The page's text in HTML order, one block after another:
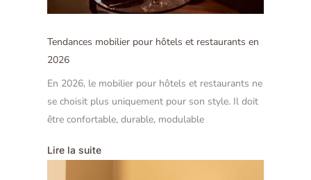
Tendances mobilier pour hôtels et restaurants en
2026
En 2026, le mobilier pour hôtels et restaurants ne
se choisit plus uniquement pour son style. Il doit
être confortable, durable, modulable
Lire la suite